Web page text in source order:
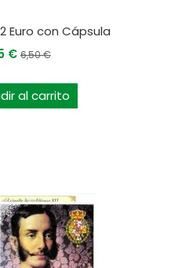
Euro con Cápsula
€6,50 €
al carrito